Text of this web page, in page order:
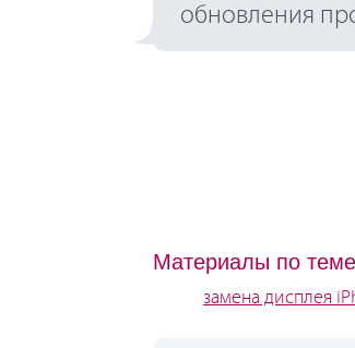
обновления
Материалы по теме
замена дисплея